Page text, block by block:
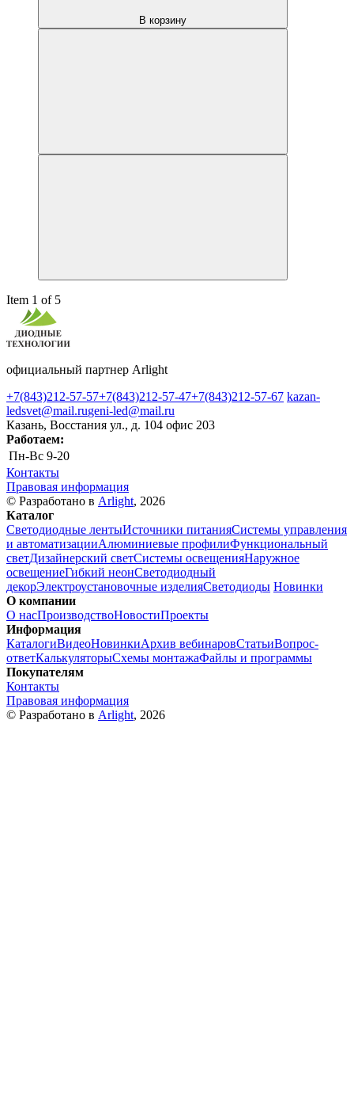
В корзину
Item 1 of 5
официальный партнер Arlight
+7(843)212-57-57+7(843)212-57-47+7(843)212-57-67 kazan-
ledsvet@mail.rugeni-led@mail.ru
Казань, Восстания ул., д. 104 офис 203
Работаем:
Пн-Вс 9-20
Контакты
Правовая информация
© Разработано в Arlight, 2026
Каталог
Светодиодные лентыИсточники питанияСистемы управления
и автоматизацииАлюминиевые профилиФункциональный
светДизайнерский светСистемы освещенияНаружное
освещениеГибкий неонСветодиодный
декорЭлектроустановочные изделияСветодиоды Новинки
О компании
О насПроизводствоНовостиПроекты
Информация
КаталогиВидеоНовинкиАрхив вебинаровСтатьиВопрос-
ответКалькуляторыСхемы монтажаФайлы и программы
Покупателям
Контакты
Правовая информация
© Разработано в Arlight, 2026